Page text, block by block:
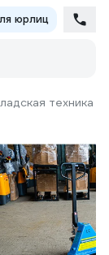
юрлиц
техника